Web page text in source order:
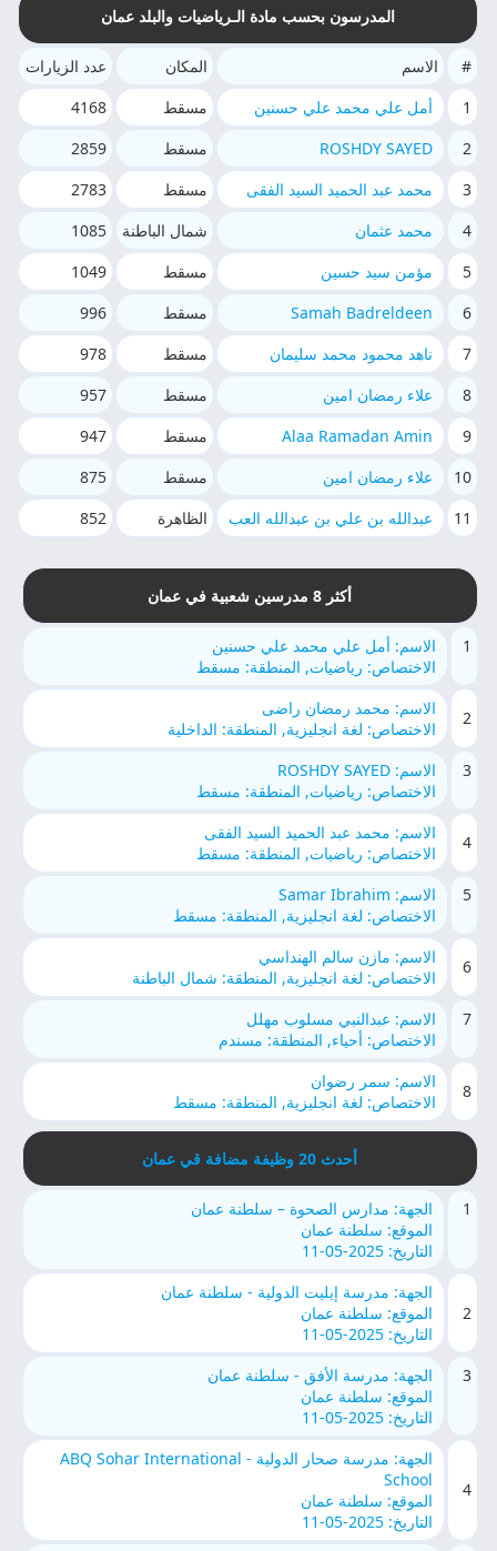
المدرسون بحسب مادة الـرياضيات والبلد عمان
# الاسم المكان
عدد الزيارات
1
أمل علي محمد علي حسنين مسقط
4168
2
ROSHDY SAYED مسقط
2859
3
محمد عبد الحميد السيد الفقى مسقط
2783
4
محمد عثمان شمال الباطنة
1085
5
مؤمن سيد حسين مسقط
1049
6
Samah Badreldeen مسقط
996
7
ناهد محمود محمد سليمان مسقط
978
8
علاء رمضان امين مسقط
957
9
Alaa Ramadan Amin مسقط
947
10
علاء رمضان امين مسقط
875
11
عبدالله بن علي بن عبدالله العب الظاهرة 852
أكثر 8 مدرسين شعبية في عمان
1
الاسم: أمل علي محمد علي حسنين
الاختصاص: رياضيات, المنطقة: مسقط
2
الاسم: محمد رمضان راضى
الاختصاص: لغة انجليزية, المنطقة: الداخلية
3
الاسم: ROSHDY SAYED
الاختصاص: رياضيات, المنطقة: مسقط
4
الاسم: محمد عبد الحميد السيد الفقى
الاختصاص: رياضيات, المنطقة: مسقط
5
الاسم: Samar Ibrahim
الاختصاص: لغة انجليزية, المنطقة: مسقط
6
الاسم: مازن سالم الهنداسي
الاختصاص: لغة انجليزية, المنطقة: شمال الباطنة
7
الاسم: عبدالنبي مسلوب مهلل
الاختصاص: أحياء, المنطقة: مسندم
8
الاسم: سمر رضوان
الاختصاص: لغة انجليزية, المنطقة: مسقط
أحدث 20 وظيفة مضافة قي عمان
1
الجهة: مدارس الصحوة – سلطنة عمان
الموقع: سلطنة عمان
التاريخ: 2025-05-11
2
الجهة: مدرسة إيليت الدولية - سلطنة عمان
الموقع: سلطنة عمان
التاريخ: 2025-05-11
3
الجهة: مدرسة الأفق - سلطنة عمان
الموقع: سلطنة عمان
التاريخ: 2025-05-11
4
الجهة: مدرسة صحار الدولية - ABQ Sohar International
School
الموقع: سلطنة عمان
التاريخ: 2025-05-11